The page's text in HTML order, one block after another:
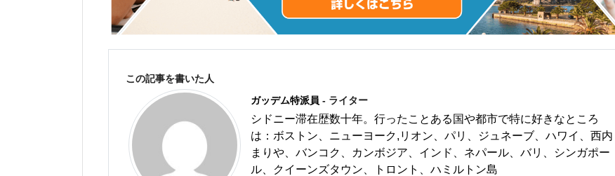
この記事を書いた人
ガッデム特派員 - ライター
シドニー滞在歴数十年。行ったことある国や都市で特に好きなところ
は：ボストン、ニューヨーク,リオン、パリ、ジュネーブ、ハワイ、西内
まりや、バンコク、カンボジア、インド、ネパール、バリ、シンガポー
ル、クイーンズタウン、トロント、ハミルトン島